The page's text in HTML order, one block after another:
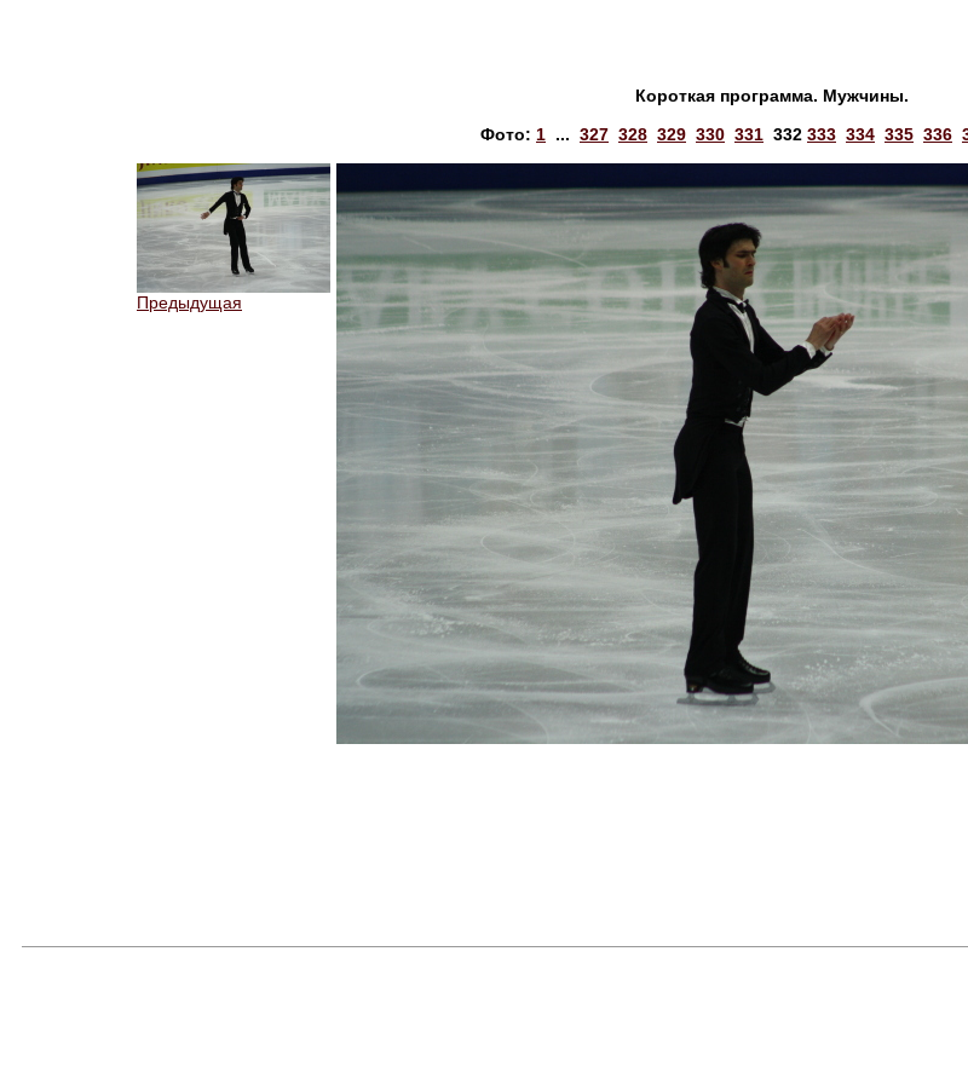
Короткая программа. Мужчины.
Фото: 1 ... 327 328 329 330 331 332 333 334 335 336
Предыдущая